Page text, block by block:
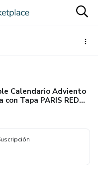
Calendario Adviento
Tapa PARIS RED